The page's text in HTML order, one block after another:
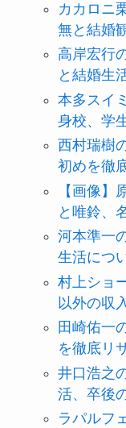
カカロニ
無と結婚
高岸宏行
と結婚生
本多スイ
身校、学
西村瑞樹
初めを徹
【画像】
と唯鈴、
河本準一
生活につ
村上ショ
以外の収
田崎佑一
を徹底リ
井口浩之
活、卒後
ラパルフ